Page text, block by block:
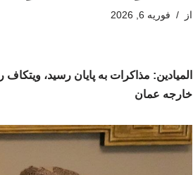
از فوریه 6, 2026
المیادین: مذاکرات به پایان رسید،
خارجه عمان